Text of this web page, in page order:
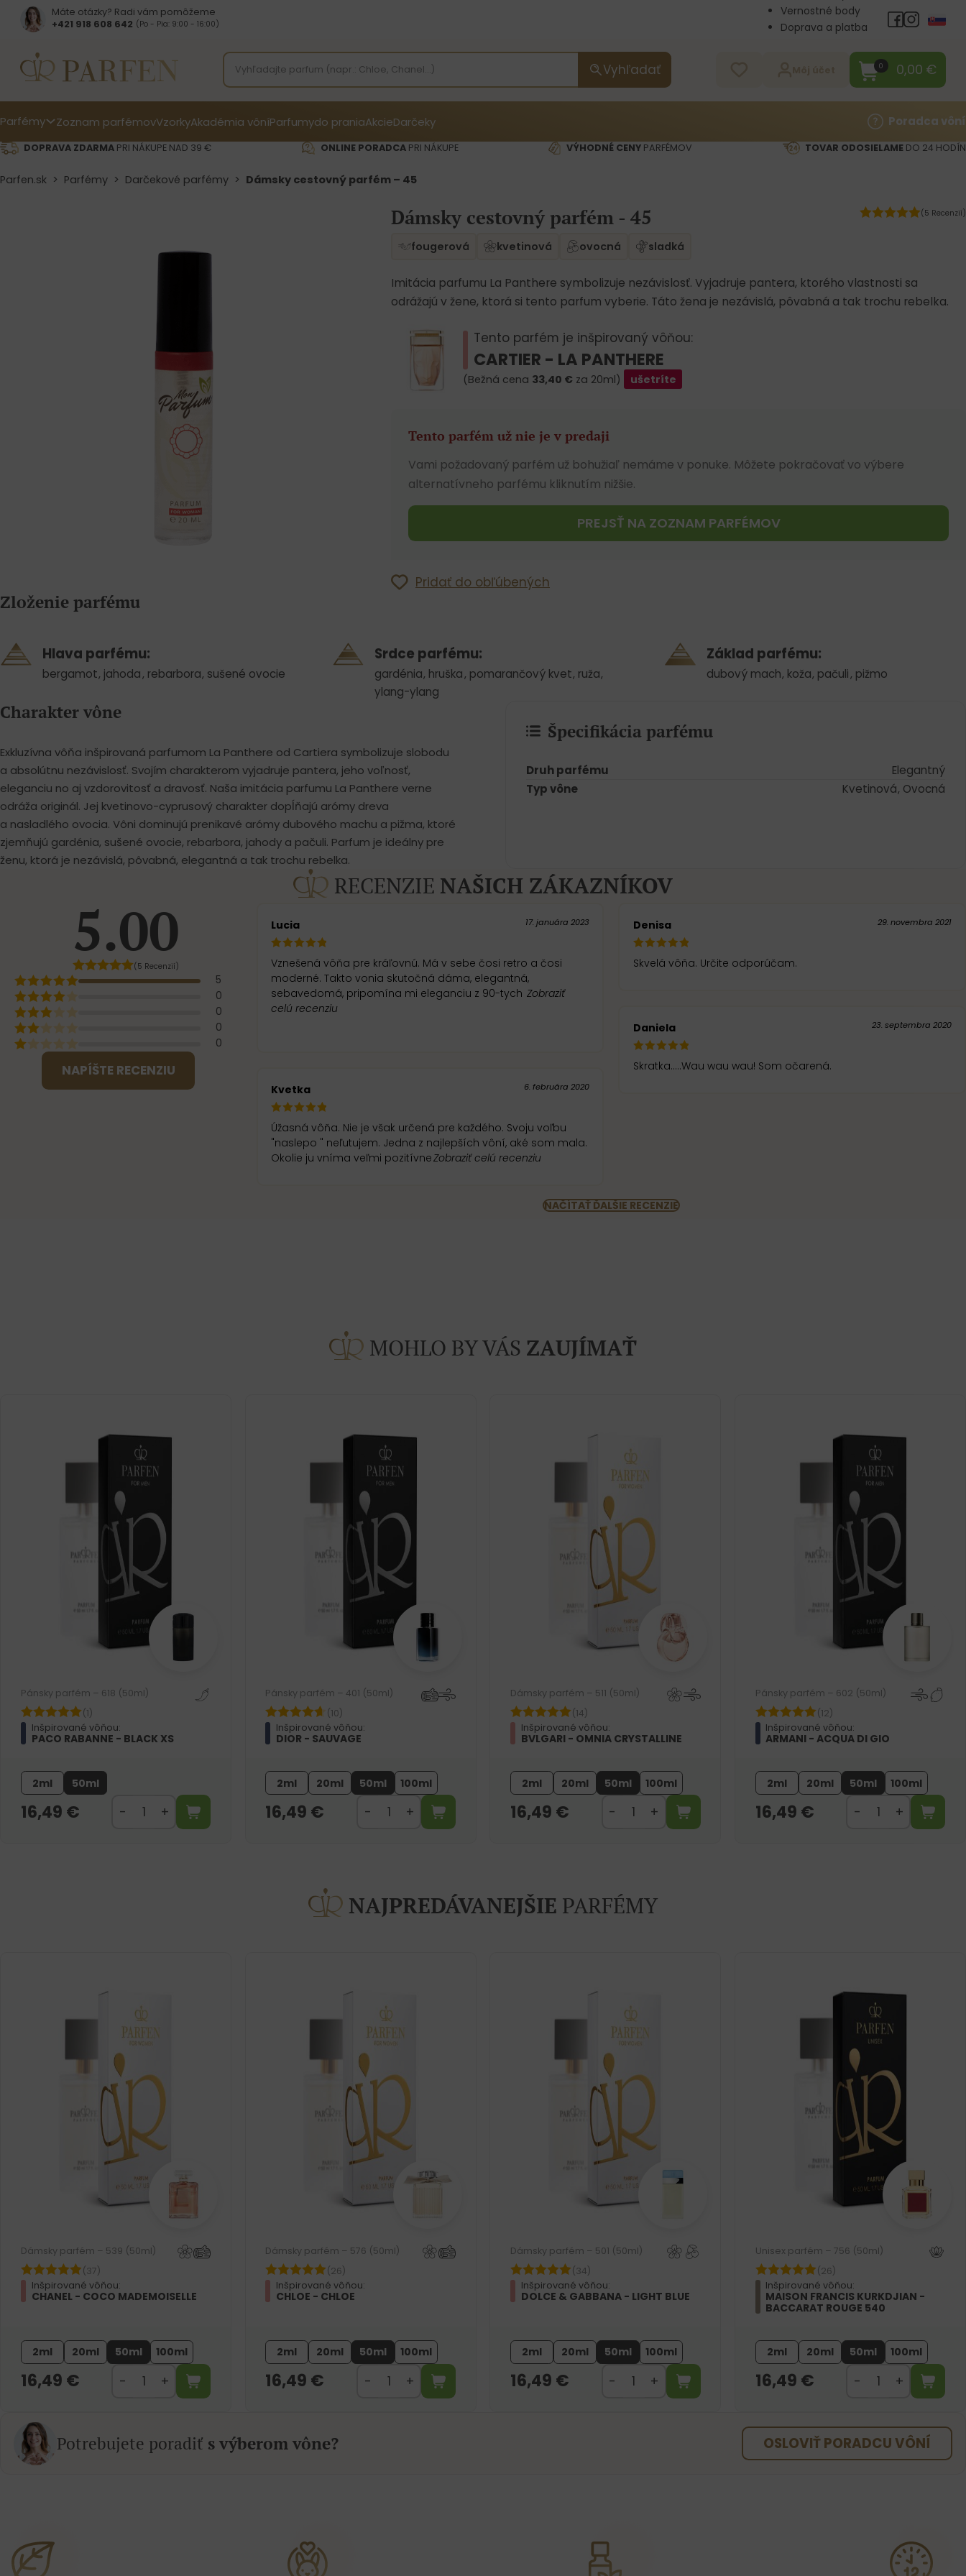
Máte otázky? Radi vám pomôžeme
+421 918 608 642‬ (Po - Pia: 9:00 - 16:00)
Vernostné body
Doprava a platba
Vyhľadať 0 0,00 €
Parfémy Zoznam parfémovVzorkyAkadémia vôníParfumydo praniaAkcieDarčeky Poradca vôní
DOPRAVA ZDARMA PRI NÁKUPE NAD 39 € ONLINE PORADCAPRI NÁKUPE VÝHODNÉ CENYPARFÉMOV TOVAR ODOSIELAME DO 24 HODÍN
Parfen.sk > Parfémy > Darčekové parfémy > Dámsky cestovný parfém – 45
Dámsky cestovný parfém - 45 (5 Recenzií)
fougerová kvetinová ovocná sladká
Imitácia parfumu La Panthere symbolizuje nezávislosť. Vyjadruje pantera, ktorého vlastnosti sa
odrážajú v žene, ktorá si tento parfum vyberie. Táto žena je nezávislá, pôvabná a tak trochu rebelka.
Tento parfém je inšpirovaný vôňou:
CARTIER - LA PANTHERE
(Bežná cena 33,40 € za 20ml) ušetríte
Tento parfém už nie je v predaji
Vami požadovaný parfém už bohužiaľ nemáme v ponuke. Môžete pokračovať vo výbere
alternatívneho parfému kliknutím nižšie.
PREJSŤ NA ZOZNAM PARFÉMOV
Pridať do obľúbených
Zloženie parfému
Hlava parfému:
bergamot, jahoda, rebarbora, sušené ovocie
Srdce parfému:
gardénia, hruška, pomarančový kvet, ruža,
ylang-ylang
Základ parfému:
dubový mach, koža, pačuli, pižmo
Charakter vône
Exkluzívna vôňa inšpirovaná parfumom La Panthere od Cartiera symbolizuje slobodu
a absolútnu nezávislosť. Svojím charakterom vyjadruje pantera, jeho voľnosť,
eleganciu no aj vzdorovitosť a dravosť. Naša imitácia parfumu La Panthere verne
odráža originál. Jej kvetinovo-cyprusový charakter dopĺňajú arómy dreva
a nasladlého ovocia. Vôni dominujú prenikavé arómy dubového machu a pižma, ktoré
zjemňujú gardénia, sušené ovocie, rebarbora, jahody a pačuli. Parfum je ideálny pre
ženu, ktorá je nezávislá, pôvabná, elegantná a tak trochu rebelka.
Špecifikácia parfému
Druh parfému
Elegantný
Typ vône
Kvetinová, Ovocná
RECENZIE NAŠICH ZÁKAZNÍKOV
5.00
(5 Recenzií)
5
0
0
0
0
NAPÍŠTE RECENZIU
Lucia 17. januára 2023
Vznešená vôňa pre kráľovnú. Má v sebe čosi retro a čosi
moderné. Takto vonia skutočná dáma, elegantná,
sebavedomá, pripomína mi eleganciu z 90-tych Zobraziť
celú recenziu
Denisa 29. novembra 2021
Skvelá vôña. Určite odporúčam.
Daniela 23. septembra 2020
Skratka.....Wau wau wau! Som očarená.
Kvetka
6. februára 2020
Úžasná vôňa. Nie je však určená pre každého. Svoju voľbu
"naslepo " neľutujem. Jedna z najlepších vôní, aké som mala.
Okolie ju vníma veľmi pozitívneZobraziť celú recenziu
NAČÍTAŤ ĎALŠIE RECENZIE
MOHLO BY VÁS ZAUJÍMAŤ
Pánsky parfém – 618 (50ml)
(1)
Inšpirované vôňou:
PACO RABANNE - BLACK XS
2ml 50ml
16,49 €
Pánsky parfém – 401 (50ml)
(10)
Inšpirované vôňou:
DIOR - SAUVAGE
2ml 20ml 50ml 100ml
16,49 €
Dámsky parfém – 511 (50ml)
(14)
Inšpirované vôňou:
BVLGARI - OMNIA CRYSTALLINE
2ml 20ml 50ml 100ml
16,49 €
Pánsky parfém – 602 (50ml)
(12)
Inšpirované vôňou:
ARMANI - ACQUA DI GIO
2ml 20ml 50ml 100ml
16,49 €
NAJPREDÁVANEJŠIE PARFÉMY
Dámsky parfém – 539 (50ml)
(37)
Inšpirované vôňou:
CHANEL - COCO MADEMOISELLE
2ml 20ml 50ml 100ml
16,49 €
Dámsky parfém – 576 (50ml)
(26)
Inšpirované vôňou:
CHLOE - CHLOE
2ml 20ml 50ml 100ml
16,49 €
Dámsky parfém – 501 (50ml)
(34)
Inšpirované vôňou:
DOLCE & GABBANA - LIGHT BLUE
2ml 20ml 50ml 100ml
16,49 €
Unisex parfém – 756 (50ml)
(26)
Inšpirované vôňou:
MAISON FRANCIS KURKDJIAN -
BACCARAT ROUGE 540
2ml 20ml 50ml 100ml
16,49 €
Potrebujete poradiť s výberom vône? OSLOVIŤ PORADCU VÔNÍ